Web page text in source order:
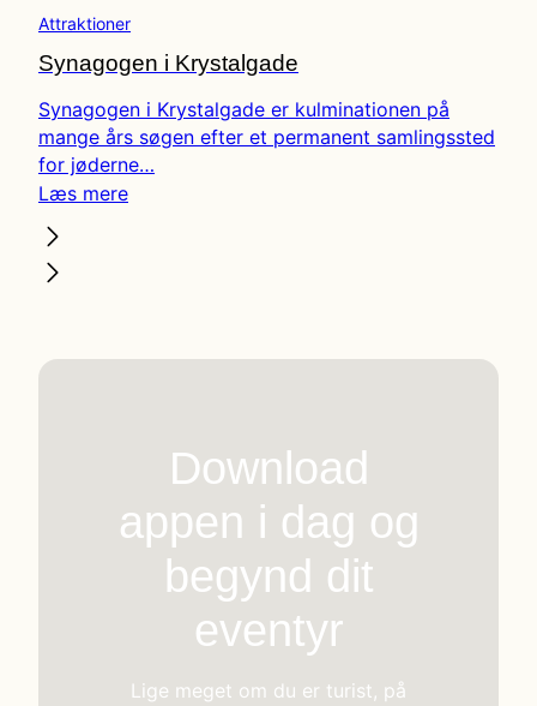
Attraktioner
Synagogen i Krystalgade
Synagogen i Krystalgade er kulminationen på
mange års søgen efter et permanent samlingssted
for jøderne…
Læs mere
Download
appen i dag og
begynd dit
eventyr
Lige meget om du er turist, på